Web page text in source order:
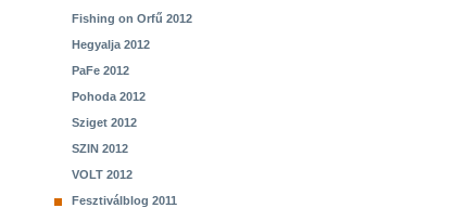
Fishing on Orfű 2012
Hegyalja 2012
PaFe 2012
Pohoda 2012
Sziget 2012
SZIN 2012
VOLT 2012
Fesztiválblog 2011